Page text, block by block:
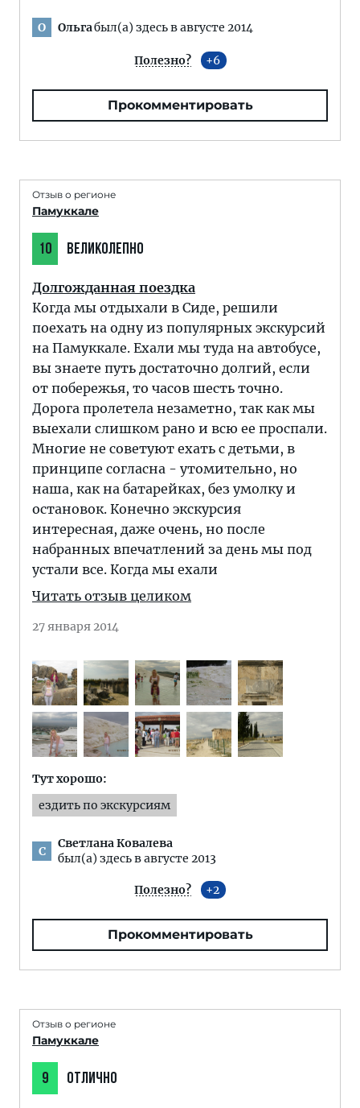
О Ольгабыл(а) здесь в августе 2014
Полезно? 6
Прокомментировать
Отзыв о регионе
Памуккале
10 ВЕЛИКОЛЕПНО
Долгожданная поездка
Когда мы отдыхали в Сиде, решили
поехать на одну из популярных экскурсий
на Памуккале. Ехали мы туда на автобусе,
вы знаете путь достаточно долгий, если
от побережья, то часов шесть точно.
Дорога пролетела незаметно, так как мы
выехали слишком рано и всю ее проспали.
Многие не советуют ехать с детьми, в
принципе согласна - утомительно, но
наша, как на батарейках, без умолку и
остановок. Конечно экскурсия
интересная, даже очень, но после
набранных впечатлений за день мы под
устали все. Когда мы ехали
Читать отзыв целиком
27 января 2014
Тут хорошо:
ездить по экскурсиям
С
Светлана Ковалева
был(а) здесь в августе 2013
Полезно? 2
Прокомментировать
Отзыв о регионе
Памуккале
9 ОТЛИЧНО